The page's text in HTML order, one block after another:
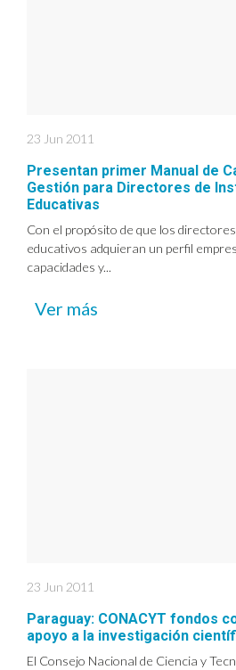
23 Jun 2011
Presentan primer Manual de
Gestión para Directores de
Educativas
Con el propósito de que los
educativos adquieran un perfil
capacidades y...
Ver más
23 Jun 2011
Paraguay: CONACYT fondos
apoyo a la investigación
El Consejo Nacional de Ciencia y